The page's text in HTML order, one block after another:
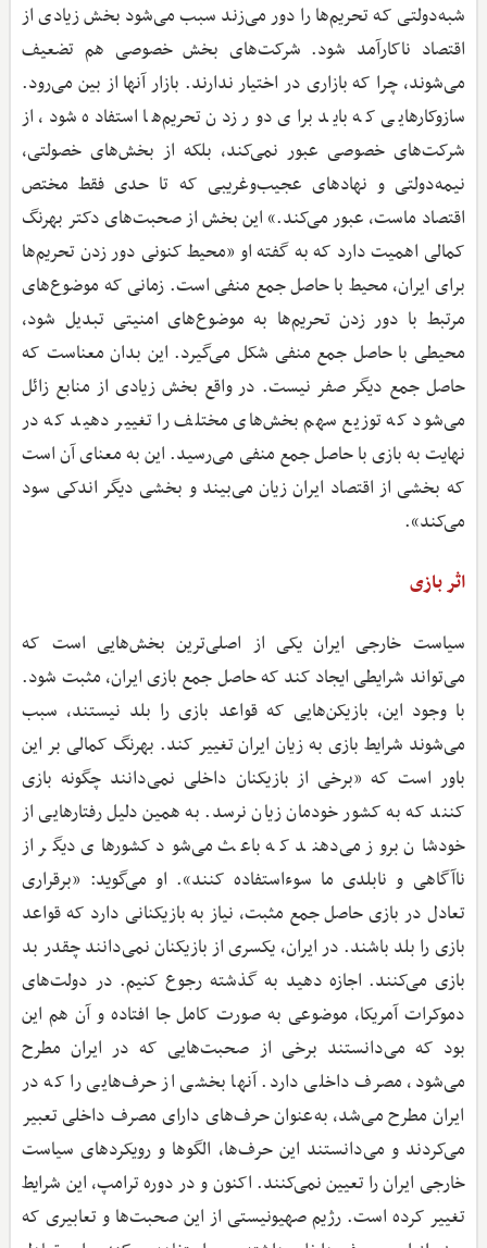
شبه‌دولتی که تحریم‌ها را دور می‌زند سبب می‌شود بخش زیادی از
اقتصاد ناکارآمد شود. شرکت‌های بخش خصوصی هم تضعیف
می‌شوند، چرا که بازاری در اختیار ندارند. بازار آنها از بین می‌رود.
سازوکارهایی که باید برای دور زدن تحریم‌ها استفاده شود، از
شرکت‌های خصوصی عبور نمی‌کند، بلکه از بخش‌های خصولتی،
نیمه‌دولتی و نهادهای عجیب‌وغریبی که تا حدی فقط مختص
اقتصاد ماست، عبور می‌کند.» این بخش از صحبت‌های دکتر بهرنگ
کمالی اهمیت دارد که به گفته او «محیط کنونی دور زدن تحریم‌ها
برای ایران، محیط با حاصل جمع منفی است. زمانی که موضوع‌های
مرتبط با دور زدن تحریم‌ها به موضوع‌های امنیتی تبدیل شود،
محیطی با حاصل جمع منفی شکل می‌گیرد. این بدان معناست که
حاصل جمع دیگر صفر نیست. در واقع بخش زیادی از منابع زائل
می‌شود که توزیع سهم بخش‌های مختلف را تغییر دهید که در
نهایت به بازی با حاصل جمع منفی می‌رسید. این به معنای آن است
که بخشی از اقتصاد ایران زیان می‌بیند و بخشی دیگر اندکی سود
می‌کند».
اثر بازی
سیاست خارجی ایران یکی از اصلی‌ترین بخش‌هایی است که
می‌تواند شرایطی ایجاد کند که حاصل جمع بازی ایران، مثبت شود.
با وجود این، بازیکن‌هایی که قواعد بازی را بلد نیستند، سبب
می‌شوند شرایط بازی به زیان ایران تغییر کند. بهرنگ کمالی بر این
باور است که «برخی از بازیکنان داخلی نمی‌دانند چگونه بازی
کنند که به کشور خودمان زیان نرسد. به همین دلیل رفتارهایی از
خودشان بروز می‌دهند که باعث می‌شود کشورهای دیگر از
ناآگاهی و نابلدی ما سوءاستفاده کنند». او می‌گوید: «برقراری
تعادل در بازی حاصل جمع مثبت، نیاز به بازیکنانی دارد که قواعد
بازی را بلد باشند. در ایران، یکسری از بازیکنان نمی‌دانند چقدر بد
بازی می‌کنند. اجازه دهید به گذشته رجوع کنیم. در دولت‌های
دموکرات آمریکا، موضوعی به صورت کامل جا افتاده و آن هم این
بود که می‌دانستند برخی از صحبت‌هایی که در ایران مطرح
می‌شود، مصرف داخلی دارد. آنها بخشی از حرف‌هایی را که در
ایران مطرح می‌شد، به‌عنوان حرف‌های دارای مصرف داخلی تعبیر
می‌کردند و می‌دانستند این حرف‌ها، الگوها و رویکردهای سیاست
خارجی ایران را تعیین نمی‌کنند. اکنون و در دوره ترامپ، این شرایط
تغییر کرده است. رژیم صهیونیستی از این صحبت‌ها و تعابیری که